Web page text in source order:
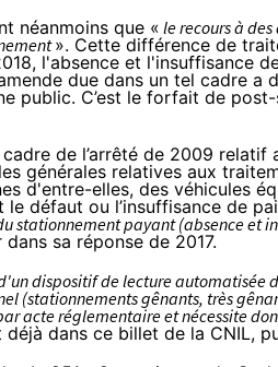
néanmoins que « le recours à
». Cette différence de
, l'absence et l'insuffisance
due dans un tel cadre
public. C’est le forfait de
de l’arrêté de 2009 relatif
générales relatives aux
d'entre-elles, des véhicules
défaut ou l’insuffisance de
stationnement payant (absence et
dans sa réponse de 2017.
dispositif de lecture automatisée
(stationnements gênants, très
acte réglementaire et nécessite
déjà dans ce billet de la CNIL,